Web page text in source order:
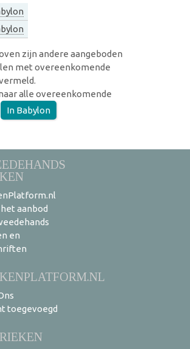
zijn andere aangeboden
met overeenkomende
alle overeenkomende
In Babylon
aanbod
en
toegevoegd